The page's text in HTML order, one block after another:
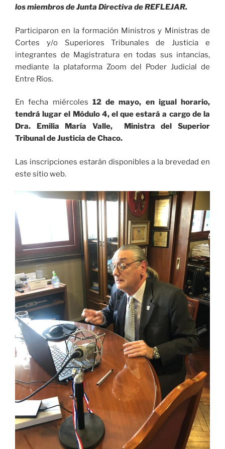
los miembros de Junta Directiva de REFLEJAR.
Participaron en la formación Ministros y Ministras de
Cortes y/o Superiores Tribunales de Justicia e
integrantes de Magistratura en todas sus intancias,
mediante la plataforma Zoom del Poder Judicial de
Entre Ríos.
En fecha miércoles 12 de mayo, en igual horario,
tendrá lugar el Módulo 4, el que estará a cargo de la
Dra. Emilia María Valle, Ministra del Superior
Tribunal de Justicia de Chaco.
Las inscripciones estarán disponibles a la brevedad en
este sitio web.